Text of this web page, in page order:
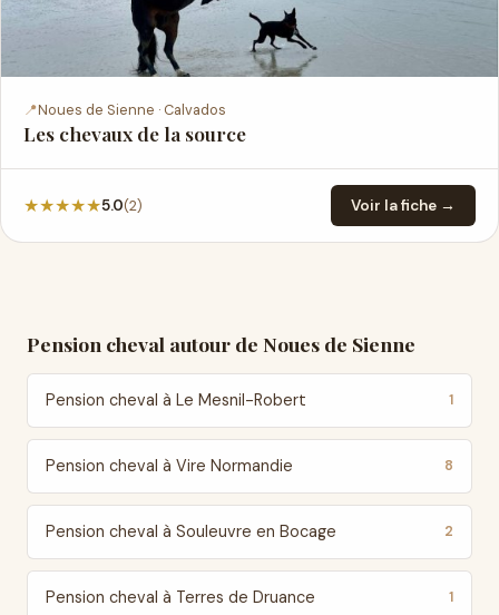
📍Noues de Sienne · Calvados
Les chevaux de la source
★★★★★5.0(2) Voir la fiche →
Pension cheval autour de Noues de Sienne
Pension cheval à Le Mesnil-Robert 1
Pension cheval à Vire Normandie 8
Pension cheval à Souleuvre en Bocage 2
Pension cheval à Terres de Druance 1